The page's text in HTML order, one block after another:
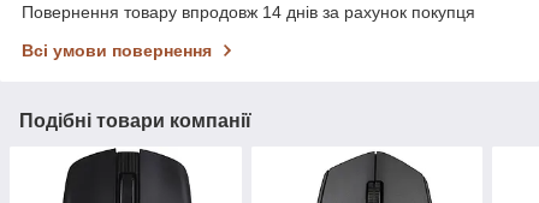
Повернення товару впродовж 14 днів за рахунок покупця
Всі умови повернення
Подібні товари компанії